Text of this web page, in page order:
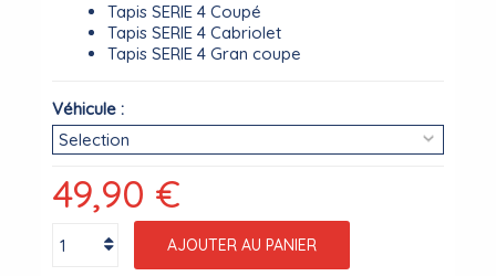
Tapis SERIE 4 Coupé
Tapis SERIE 4 Cabriolet
Tapis SERIE 4 Gran coupe
Véhicule :
49,90 €
AJOUTER AU PANIER